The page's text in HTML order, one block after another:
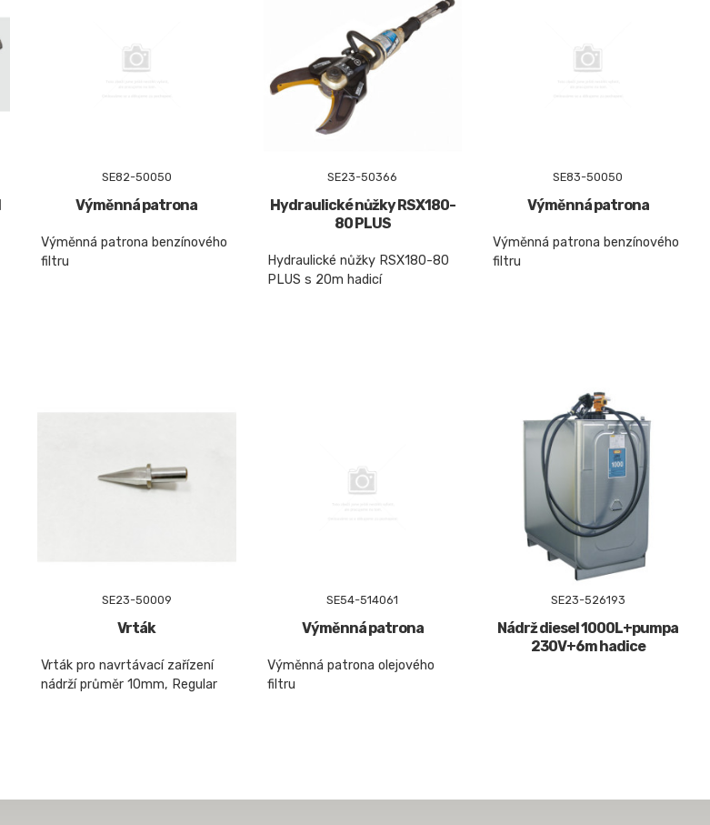
SE82-50050
Výměnná patrona
Výměnná patrona benzínového
filtru
SE23-50366
Hydraulické nůžky RSX180-
80 PLUS
Hydraulické nůžky RSX180-80
PLUS s 20m hadicí
SE83-50050
Výměnná patrona
Výměnná patrona benzínového
filtru
SE23-50009
Vrták
Vrták pro navrtávací zařízení
nádrží průměr 10mm, Regular
SE54-514061
Výměnná patrona
Výměnná patrona olejového
filtru
SE23-526193
Nádrž diesel 1000L+pumpa
230V+6m hadice